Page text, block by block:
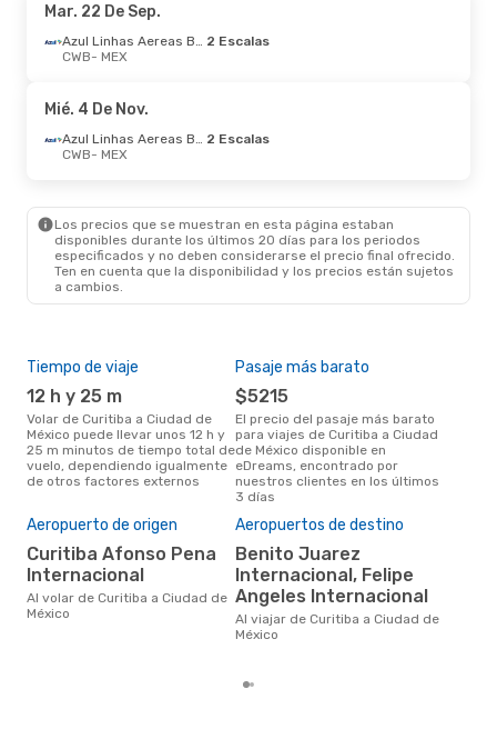
Mar. 22 De Sep.
Azul Linhas Aereas Brasileiras 2 Escalas
CWB- MEX
Mié. 4 De Nov.
Azul Linhas Aereas Brasileiras 2 Escalas
CWB- MEX
Los precios que se muestran en esta página estaban
disponibles durante los últimos 20 días para los periodos
especificados y no deben considerarse el precio final ofrecido.
Ten en cuenta que la disponibilidad y los precios están sujetos
a cambios.
Tiempo de viaje
12 h y 25 m
Volar de Curitiba a Ciudad de
México puede llevar unos 12 h y
25 m minutos de tiempo total de
vuelo, dependiendo igualmente
de otros factores externos
Pasaje más barato
$5215
El precio del pasaje más barato
para viajes de Curitiba a Ciudad
de México disponible en
eDreams, encontrado por
nuestros clientes en los últimos
3 días
Aeropuerto de origen
Curitiba Afonso Pena
Internacional
Al volar de Curitiba a Ciudad de
México
Aeropuertos de destino
Benito Juarez
Internacional, Felipe
Angeles Internacional
Al viajar de Curitiba a Ciudad de
México